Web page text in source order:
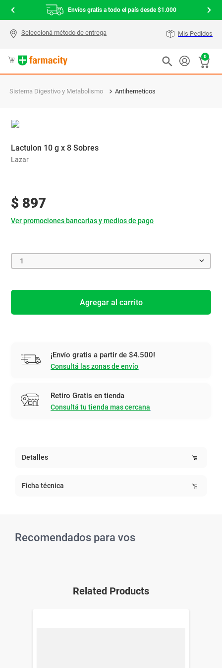
Envíos gratis a todo el país desde $1.000
Mis Pedidos
0
Sistema Digestivo y Metabolismo Antihemeticos
Lactulon 10 g x 8 Sobres
Lazar
$ 897
Ver promociones bancarias y medios de pago
1
Agregar al carrito
¡Envío gratis a partir de $4.500!
Consultá las zonas de envío
Retiro Gratis en tienda
Consultá tu tienda mas cercana
Detalles
Ficha técnica
Recomendados para vos
Related Products